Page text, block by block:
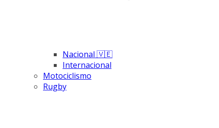
Nacional 🇻🇪
Internacional
Motociclismo
Rugby